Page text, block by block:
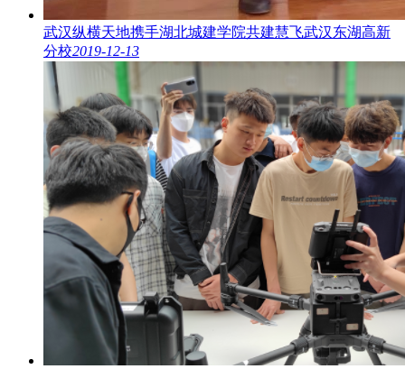
武汉纵横天地携手湖北城建学院共建慧飞武汉东湖高新
分校2019-12-13